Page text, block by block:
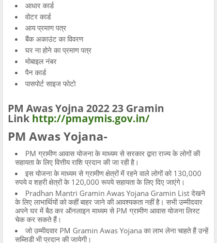
आधार कार्ड
वोटर कार्ड
आय प्रमाण पत्र
बैंक अकाउंट का विवरण
घर ना होने का प्रमाण पत्र
मोबाइल नंबर
पैन कार्ड
पासपोर्ट साइज फोटो
PM Awas Yojna 2022 23 Gramin
Link http://pmaymis.gov.in/
PM Awas Yojana-
PM ग्रामीण आवास योजना के माध्यम से सरकार द्वारा राज्य के लोगों की
सहायता के लिए वित्तीय राशि प्रदान की जा रही है।
इस योजना के माध्यम से ग्रामीण क्षेत्रों में रहने वाले लोगों को 130,000
रुपये व शहरी क्षेत्रों के 120,000 रूपये सहायता के लिए दिए जाएंगे।
Pradhan Mantri Gramin Awas Yojana Gramin List देखने
के लिए लाभार्थियों को कहीं बाहर जाने की आवश्यकता नहीं है। सभी उम्मीदवार
अपने घर में बैठ कर ऑनलाइन माध्यम से PM ग्रामीण आवास योजना लिस्ट
चेक कर सकते हैं।
जो उम्मीदवार PM Gramin Awas Yojana का लाभ लेना चाहते हैं उन्हें
सब्सिडी भी प्रदान की जायेगी।